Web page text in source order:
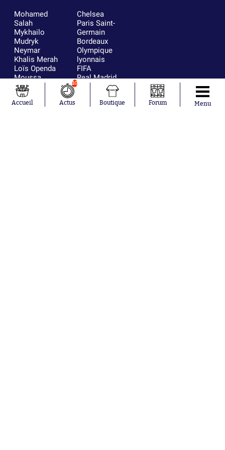
Mohamed
Salah
Mykhailo
Mudryk
Neymar
Khalis Merah
Loïs Openda
Moussa
Niakhaté
Nicolás
Tagliafico
Chelsea
Paris Saint-
Germain
Bordeaux
Olympique
lyonnais
FIFA
Real Madrid
RC Strasbourg
France
Accueil
10
Actus Boutique Forum Menu